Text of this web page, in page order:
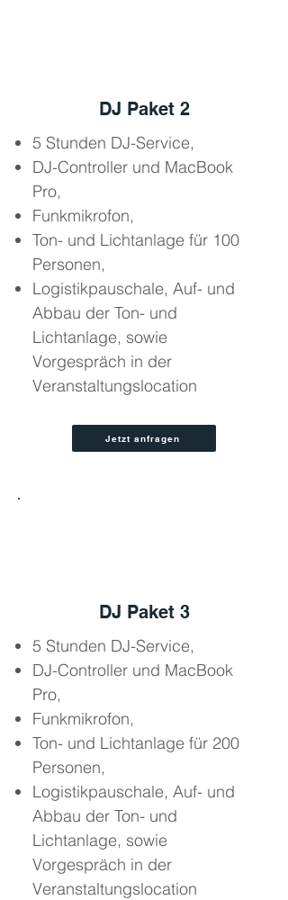
DJ Paket 2
5 Stunden DJ-Service,
DJ-Controller und MacBook
Pro,
Funkmikrofon,
Ton- und Lichtanlage für 100
Personen,
Logistikpauschale, Auf- und
Abbau der Ton- und
Lichtanlage, sowie
Vorgespräch in der
Veranstaltungslocation
Jetzt anfragen
DJ Paket 3
5 Stunden DJ-Service,
DJ-Controller und MacBook
Pro,
Funkmikrofon,
Ton- und Lichtanlage für 200
Personen,
Logistikpauschale, Auf- und
Abbau der Ton- und
Lichtanlage, sowie
Vorgespräch in der
Veranstaltungslocation